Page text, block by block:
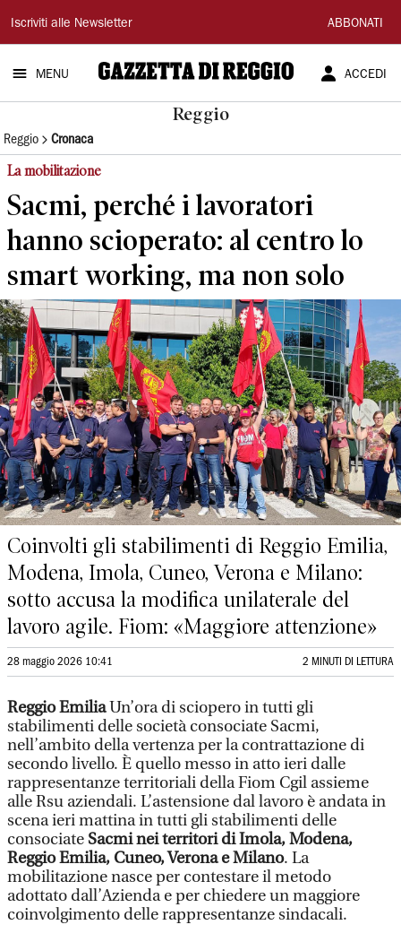
Gazzetta
di
Reggio
Iscriviti alle Newsletter ABBONATI
MENU ACCEDI
Reggio
Reggio Cronaca
La mobilitazione
Sacmi, perché i lavoratori
hanno scioperato: al centro lo
smart working, ma non solo
Coinvolti gli stabilimenti di Reggio Emilia,
Modena, Imola, Cuneo, Verona e Milano:
sotto accusa la modifica unilaterale del
lavoro agile. Fiom: «Maggiore attenzione»
28 maggio 2026 10:41 2 MINUTI DI LETTURA
Reggio EmiliaUn’ora di sciopero in tutti gli
stabilimenti delle società consociate Sacmi,
nell’ambito della vertenza per la contrattazione di
secondo livello. È quello messo in atto ieri dalle
rappresentanze territoriali della Fiom Cgil assieme
alle Rsu aziendali. L’astensione dal lavoro è andata in
scena ieri mattina in tutti gli stabilimenti delle
consociate Sacmi nei territori di Imola, Modena,
Reggio Emilia, Cuneo, Verona e Milano. La
mobilitazione nasce per contestare il metodo
adottato dall’Azienda e per chiedere un maggiore
coinvolgimento delle rappresentanze sindacali.